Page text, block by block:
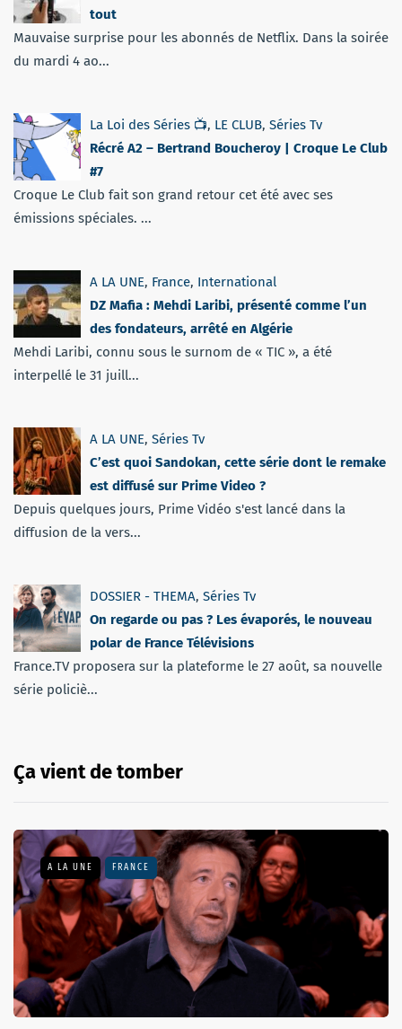
tout
Mauvaise surprise pour les abonnés de Netflix. Dans la soirée
du mardi 4 ao...
La Loi des Séries 📺, LE CLUB, Séries Tv
Récré A2 – Bertrand Boucheroy | Croque Le Club
#7
Croque Le Club fait son grand retour cet été avec ses
émissions spéciales. ...
A LA UNE, France, International
DZ Mafia : Mehdi Laribi, présenté comme l’un
des fondateurs, arrêté en Algérie
Mehdi Laribi, connu sous le surnom de « TIC », a été
interpellé le 31 juill...
A LA UNE, Séries Tv
C’est quoi Sandokan, cette série dont le remake
est diffusé sur Prime Video ?
Depuis quelques jours, Prime Vidéo s'est lancé dans la
diffusion de la vers...
DOSSIER - THEMA, Séries Tv
On regarde ou pas ? Les évaporés, le nouveau
polar de France Télévisions
France.TV proposera sur la plateforme le 27 août, sa nouvelle
série policiè...
Ça vient de tomber
A LA UNE FRANCE